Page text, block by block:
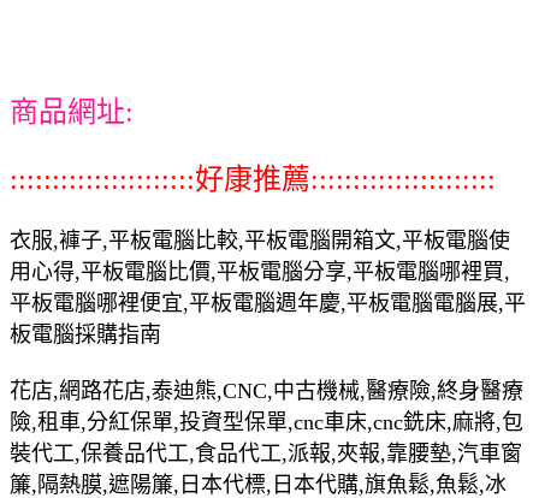
商品網址:
::::::::::::::::::::::好康推薦::::::::::::::::::::::
衣服,褲子,平板電腦比較,平板電腦開箱文,平板電腦使
用心得,平板電腦比價,平板電腦分享,平板電腦哪裡買,
平板電腦哪裡便宜,平板電腦週年慶,平板電腦電腦展,平
板電腦採購指南
花店,網路花店,泰迪熊,CNC,中古機械,醫療險,終身醫療
險,租車,分紅保單,投資型保單,cnc車床,cnc銑床,麻將,包
裝代工,保養品代工,食品代工,派報,夾報,靠腰墊,汽車窗
簾,隔熱膜,遮陽簾,日本代標,日本代購,旗魚鬆,魚鬆,冰